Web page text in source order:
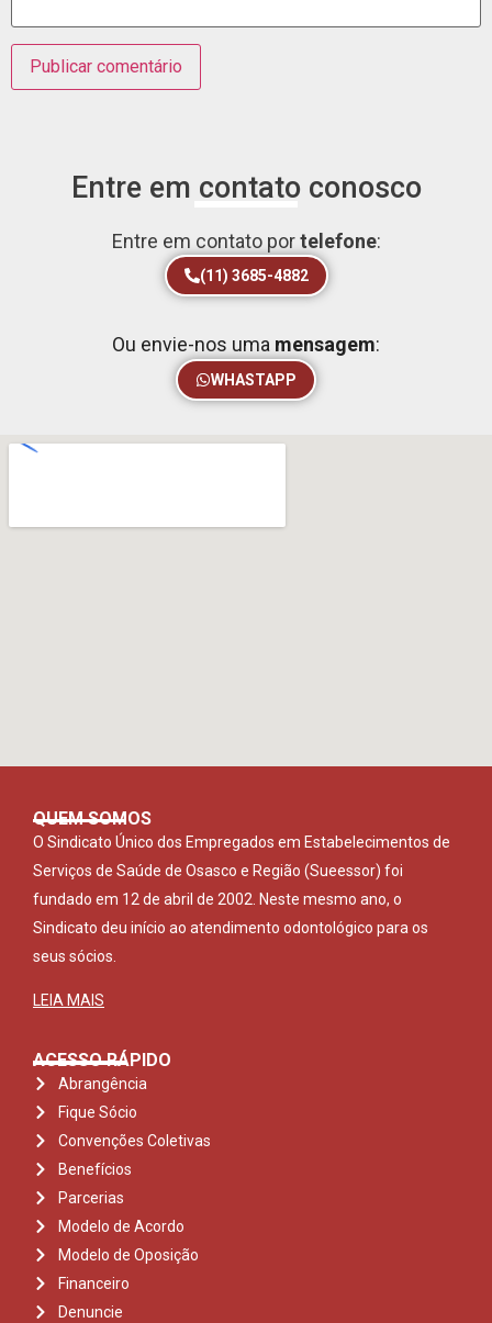
Entre em contato conosco
Entre em contato portelefone:
(11) 3685-4882
Ou envie-nos uma mensagem:
WHASTAPP
QUEM SOMOS
O Sindicato Único dos Empregados em Estabelecimentos de
Serviços de Saúde de Osasco e Região (Sueessor) foi
fundado em 12 de abril de 2002. Neste mesmo ano, o
Sindicato deu início ao atendimento odontológico para os
seus sócios.
LEIA MAIS
ACESSO RÁPIDO
Abrangência
Fique Sócio
Convenções Coletivas
Benefícios
Parcerias
Modelo de Acordo
Modelo de Oposição
Financeiro
Denuncie